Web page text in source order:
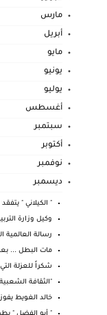
مارس
أبريل
مايو
يونيو
يوليو
أغسطس
سبتمبر
أكتوبر
نوفمبر
ديسمبر
" الكيلاني "
وكيل وزارة
رسالة
مات البطل ...
شكراً للعزلة
"الثقافة
خالد الغويط